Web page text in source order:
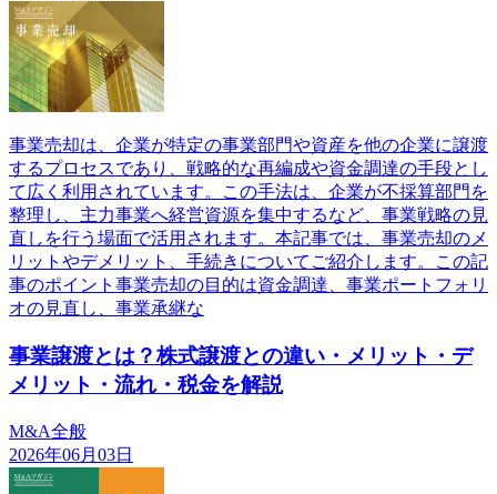
事業売却は、企業が特定の事業部門や資産を他の企業に譲渡
するプロセスであり、戦略的な再編成や資金調達の手段とし
て広く利用されています。この手法は、企業が不採算部門を
整理し、主力事業へ経営資源を集中するなど、事業戦略の見
直しを行う場面で活用されます。本記事では、事業売却のメ
リットやデメリット、手続きについてご紹介します。この記
事のポイント事業売却の目的は資金調達、事業ポートフォリ
オの見直し、事業承継な
事業譲渡とは？株式譲渡との違い・メリット・デ
メリット・流れ・税金を解説
M&A全般
2026年06月03日